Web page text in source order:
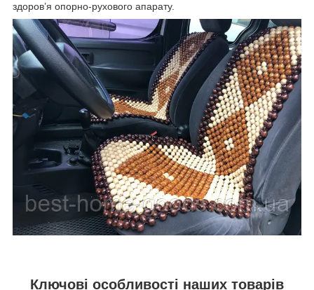
здоров’я опорно-рухового апарату.
Ключові особливості наших товарів